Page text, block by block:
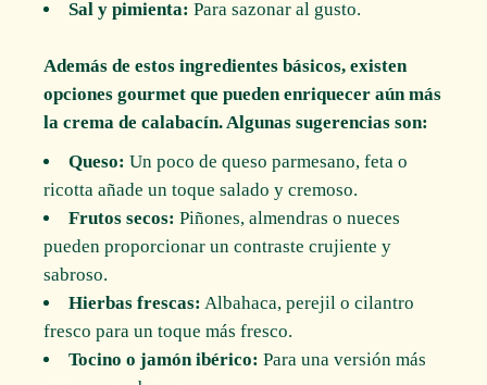
Sal y pimienta: Para sazonar al gusto.
Además de estos ingredientes básicos, existen
opciones gourmet que pueden enriquecer aún más
la crema de calabacín. Algunas sugerencias son:
Queso: Un poco de queso parmesano, feta o
ricotta añade un toque salado y cremoso.
Frutos secos: Piñones, almendras o nueces
pueden proporcionar un contraste crujiente y
sabroso.
Hierbas frescas: Albahaca, perejil o cilantro
fresco para un toque más fresco.
Tocino o jamón ibérico: Para una versión más